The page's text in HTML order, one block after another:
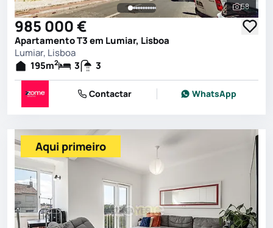
Ver
58
985 000 €
Apartamento T3 em Lumiar, Lisboa
Lumiar, Lisboa
195m2 3 3
Contactar WhatsApp
Aqui primeiro